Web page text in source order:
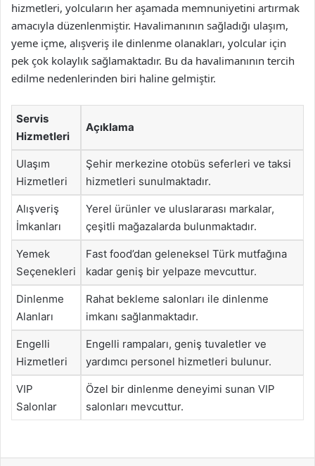
hizmetleri, yolcuların her aşamada memnuniyetini artırmak
amacıyla düzenlenmiştir. Havalimanının sağladığı ulaşım,
yeme içme, alışveriş ile dinlenme olanakları, yolcular için
pek çok kolaylık sağlamaktadır. Bu da havalimanının tercih
edilme nedenlerinden biri haline gelmiştir.
Servis
Hizmetleri
Açıklama
Ulaşım
Hizmetleri
Şehir merkezine otobüs seferleri ve taksi
hizmetleri sunulmaktadır.
Alışveriş
İmkanları
Yerel ürünler ve uluslararası markalar,
çeşitli mağazalarda bulunmaktadır.
Yemek
Seçenekleri
Fast food’dan geleneksel Türk mutfağına
kadar geniş bir yelpaze mevcuttur.
Dinlenme
Alanları
Rahat bekleme salonları ile dinlenme
imkanı sağlanmaktadır.
Engelli
Hizmetleri
Engelli rampaları, geniş tuvaletler ve
yardımcı personel hizmetleri bulunur.
VIP
Salonlar
Özel bir dinlenme deneyimi sunan VIP
salonları mevcuttur.